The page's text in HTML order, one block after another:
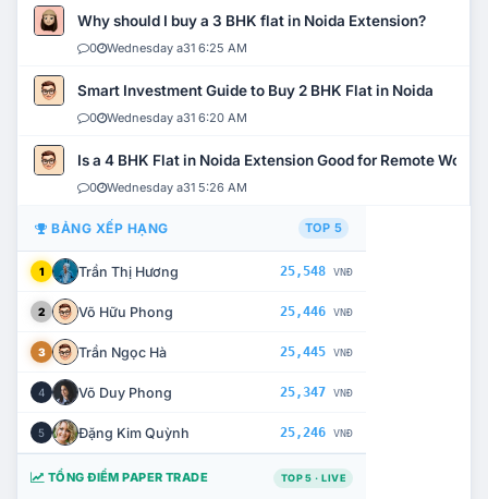
Why should I buy a 3 BHK flat in Noida Extension?
0 Wednesday a31 6:25 AM
Smart Investment Guide to Buy 2 BHK Flat in Noida
0 Wednesday a31 6:20 AM
Is a 4 BHK Flat in Noida Extension Good for Remote Work?
0 Wednesday a31 5:26 AM
BẢNG XẾP HẠNG TOP 5
1 Trần Thị Hương 25,548 VNĐ
2 Võ Hữu Phong 25,446 VNĐ
3 Trần Ngọc Hà 25,445 VNĐ
4 Võ Duy Phong 25,347 VNĐ
5 Đặng Kim Quỳnh 25,246 VNĐ
TỔNG ĐIỂM PAPER TRADE TOP 5 · LIVE